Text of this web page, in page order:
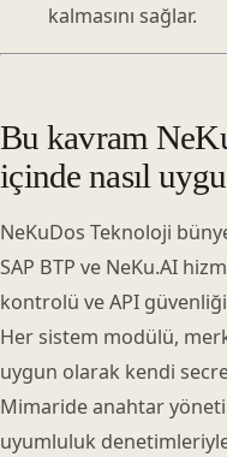
kalmasını sağlar.
Bu kavram
içinde nasıl
NeKuDos Teknoloji
SAP BTP ve NeKu.AI
kontrolü ve API
Her sistem modülü,
uygun olarak kendi
Mimaride anahtar
uyumluluk denetimleriyle